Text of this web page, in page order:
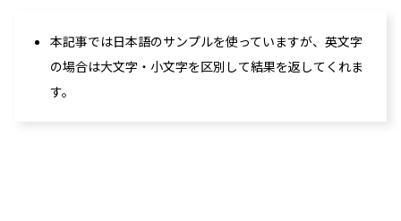
本記事では日本語のサンプルを使っていますが、英文字
の場合は大文字・小文字を区別して結果を返してくれま
す。